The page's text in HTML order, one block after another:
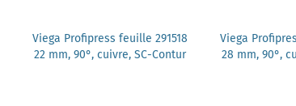
Viega Profipress feuille 291518
22 mm, 90°, cuivre, SC-Contur
Viega
28 mm, 90°,